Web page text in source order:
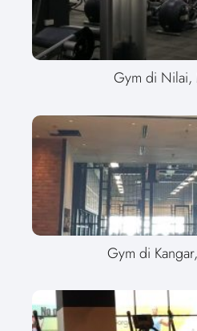
Gym di Nilai,
Gym di